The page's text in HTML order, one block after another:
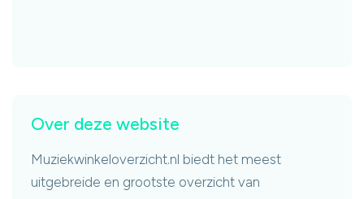
Over deze website
Muziekwinkeloverzicht.nl biedt het meest
uitgebreide en grootste overzicht van